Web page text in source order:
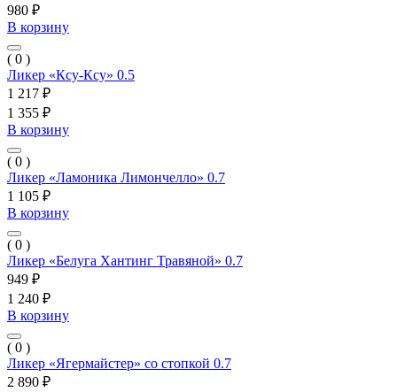
980 ₽
В корзину
( 0 )
Ликер «Ксу-Ксу» 0.5
1 217 ₽
1 355 ₽
В корзину
( 0 )
Ликер «Ламоника Лимончелло» 0.7
1 105 ₽
В корзину
( 0 )
Ликер «Белуга Хантинг Травяной» 0.7
949 ₽
1 240 ₽
В корзину
( 0 )
Ликер «Ягермайстер» со стопкой 0.7
2 890 ₽